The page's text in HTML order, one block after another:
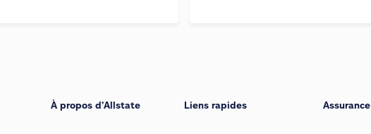
À propos d’Allstate Liens rapides Assurance